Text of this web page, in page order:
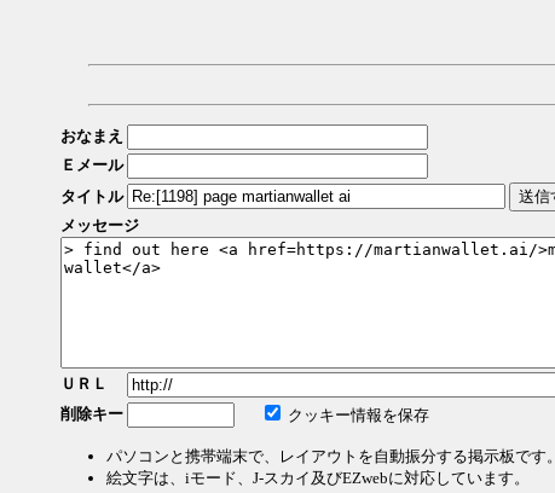
おなまえ
Ｅメール
タイトル
メッセージ
ＵＲＬ
削除キー
クッキー情報を保存
パソコンと携帯端末で、レイアウトを自動振分する掲示板です。
絵文字は、iモード、J-スカイ及びEZwebに対応しています。